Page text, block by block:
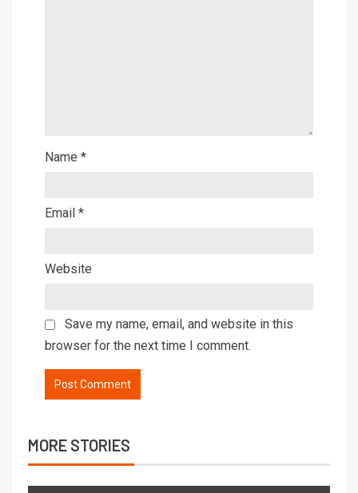
Name *
Email *
Website
Save my name, email, and website in this
browser for the next time I comment.
MORE STORIES